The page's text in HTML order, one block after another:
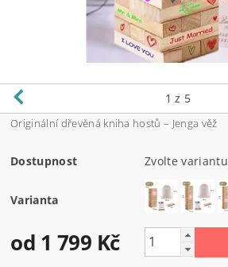
1 z 5
Originální dřevěná kniha hostů – Jenga věž
Dostupnost Zvolte variantu
Varianta
od 1 799 Kč